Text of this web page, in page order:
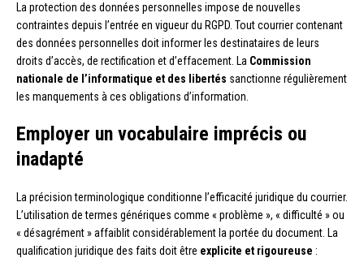
La protection des données personnelles impose de nouvelles
contraintes depuis l’entrée en vigueur du RGPD. Tout courrier contenant
des données personnelles doit informer les destinataires de leurs
droits d’accès, de rectification et d’effacement. La Commission
nationale de l’informatique et des libertés sanctionne régulièrement
les manquements à ces obligations d’information.
Employer un vocabulaire imprécis ou
inadapté
La précision terminologique conditionne l’efficacité juridique du courrier.
L’utilisation de termes génériques comme « problème », « difficulté » ou
« désagrément » affaiblit considérablement la portée du document. La
qualification juridique des faits doit être explicite et rigoureuse :